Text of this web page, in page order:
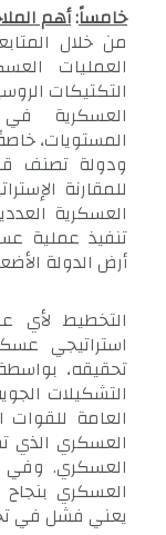
خامساً:أهم
من خلال
العمليات
التكتيكات
العسكرية
المستويات،
ودولة تصنف
للمقارنة
العسكرية
تنفيذ عملية
أرض الدولة
التخطيط
استراتيجي
تحقيقه،
التشكيلات
العامة
العسكري الذي
العسكري. وفي
العسكري
يعني فشل في